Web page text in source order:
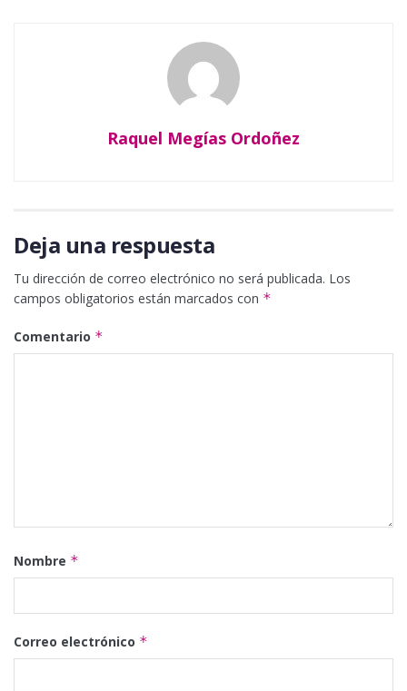
Raquel Megías Ordoñez
Deja una respuesta
Tu dirección de correo electrónico no será publicada. Los
campos obligatorios están marcados con *
Comentario *
Nombre *
Correo electrónico *